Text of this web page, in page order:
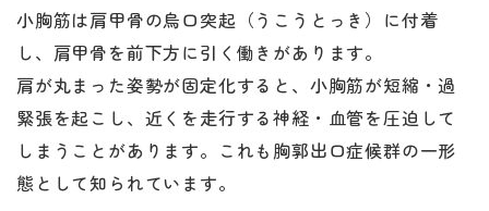
小胸筋は肩甲骨の烏口突起（うこうとっき）に付着
し、肩甲骨を前下方に引く働きがあります。
肩が丸まった姿勢が固定化すると、小胸筋が短縮・過
緊張を起こし、近くを走行する神経・血管を圧迫して
しまうことがあります。これも胸郭出口症候群の一形
態として知られています。